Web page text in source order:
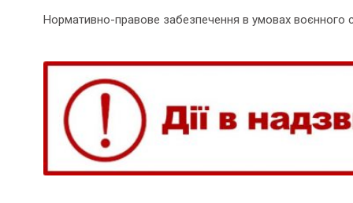
Нормативно-правове забезпечення в умовах воєнного